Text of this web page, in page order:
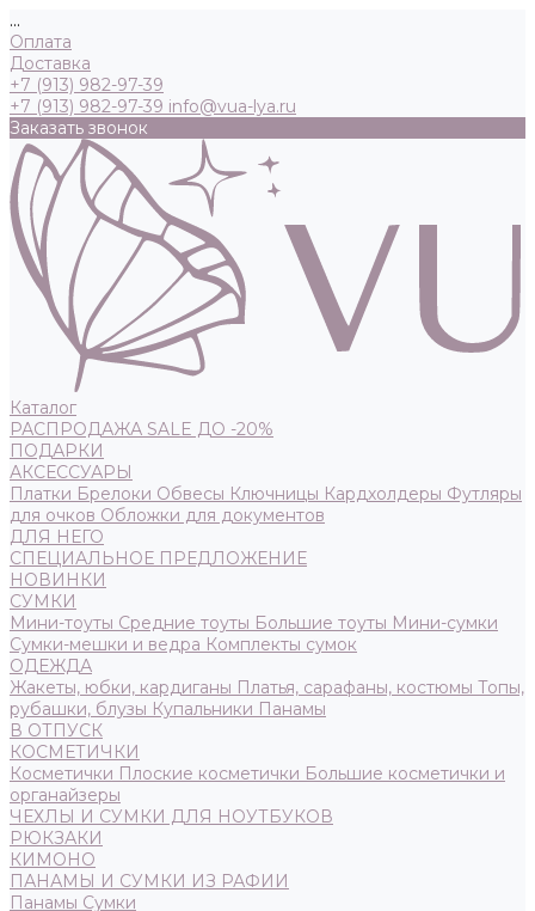
...
Оплата
Доставка
+7 (913) 982-97-39
+7 (913) 982-97-39 info@vua-lya.ru
Заказать звонок
Каталог
РАСПРОДАЖА SALE ДО -20%
ПОДАРКИ
АКСЕССУАРЫ
Платки Брелоки Обвесы Ключницы Кардхолдеры Футляры
для очков Обложки для документов
ДЛЯ НЕГО
СПЕЦИАЛЬНОЕ ПРЕДЛОЖЕНИЕ
НОВИНКИ
СУМКИ
Мини-тоуты Средние тоуты Большие тоуты Мини-сумки
Сумки-мешки и ведра Комплекты сумок
ОДЕЖДА
Жакеты, юбки, кардиганы Платья, сарафаны, костюмы Топы,
рубашки, блузы Купальники Панамы
В ОТПУСК
КОСМЕТИЧКИ
Косметички Плоские косметички Большие косметички и
органайзеры
ЧЕХЛЫ И СУМКИ ДЛЯ НОУТБУКОВ
РЮКЗАКИ
КИМОНО
ПАНАМЫ И СУМКИ ИЗ РАФИИ
Панамы Сумки